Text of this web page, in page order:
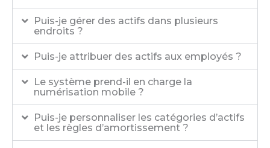
Puis-je gérer des actifs dans plusieurs
endroits ?
Puis-je attribuer des actifs aux employés ?
Le système prend-il en charge la
numérisation mobile ?
Puis-je personnaliser les catégories d’actifs
et les règles d’amortissement ?